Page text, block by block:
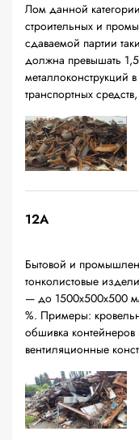
Лом данной
строительных и
сдаваемой партии
должна превышать
металлоконструкций
транспортных
12A
Бытовой и
тонколистовые
— до 1500х500х500
%. Примеры:
обшивка контейнеров
вентиляционные